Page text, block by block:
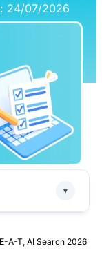
24/07/2026
▼
A-T, AI Search 2026